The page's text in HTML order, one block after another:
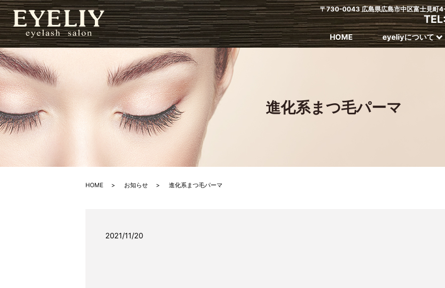
〒730-0043 広島県広島市中区富士見町
HOME eyeliyについて
進化系まつ毛パーマ
HOME お知らせ 進化系まつ毛パーマ
2021/11/20